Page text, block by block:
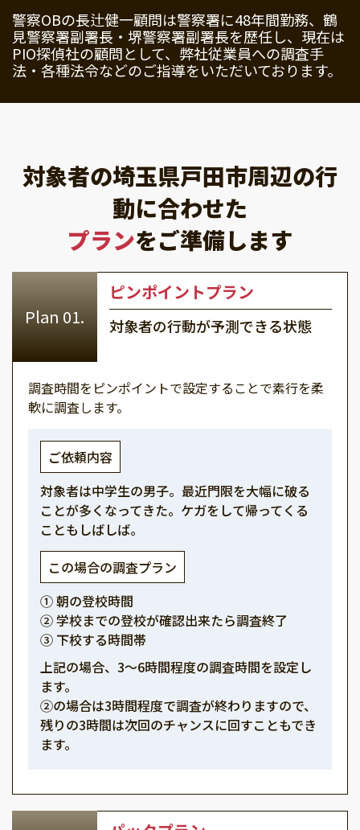
警察OBの長辻健一顧問は警察署に48年間勤務、鶴
見警察署副署長・堺警察署副署長を歴任し、現在は
PIO探偵社の顧問として、弊社従業員への調査手
法・各種法令などのご指導をいただいております。
対象者の埼玉県戸田市周辺の行
動に合わせた
プランをご準備します
ピンポイントプラン
対象者の行動が予測できる状態
調査時間をピンポイントで設定することで素行を柔
軟に調査します。
ご依頼内容
対象者は中学生の男子。最近門限を大幅に破る
ことが多くなってきた。ケガをして帰ってくる
こともしばしば。
この場合の調査プラン
① 朝の登校時間
② 学校までの登校が確認出来たら調査終了
③ 下校する時間帯
上記の場合、3～6時間程度の調査時間を設定し
ます。
②の場合は3時間程度で調査が終わりますので、
残りの3時間は次回のチャンスに回すこともでき
ます。